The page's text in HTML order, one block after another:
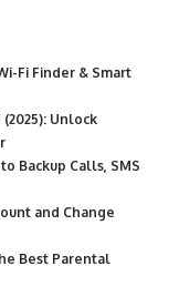
Fi Finder & Smart
Unlock
Backup Calls, SMS
and Change
Best Parental